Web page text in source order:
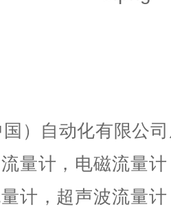
）自动化有限公司
量计，电磁流量
计，超声波流量